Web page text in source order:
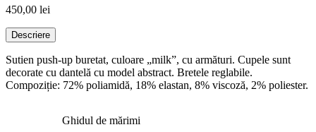
450,00 lei
Descriere
Sutien push-up buretat, culoare „milk”, cu armături. Cupele sunt
decorate cu dantelă cu model abstract. Bretele reglabile.
Compoziție: 72% poliamidă, 18% elastan, 8% viscoză, 2% poliester.
Ghidul de mărimi